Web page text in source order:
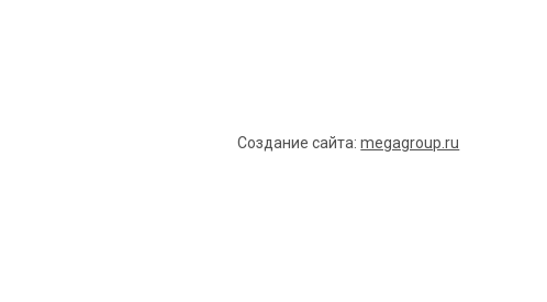
Создание сайта:megagroup.ru